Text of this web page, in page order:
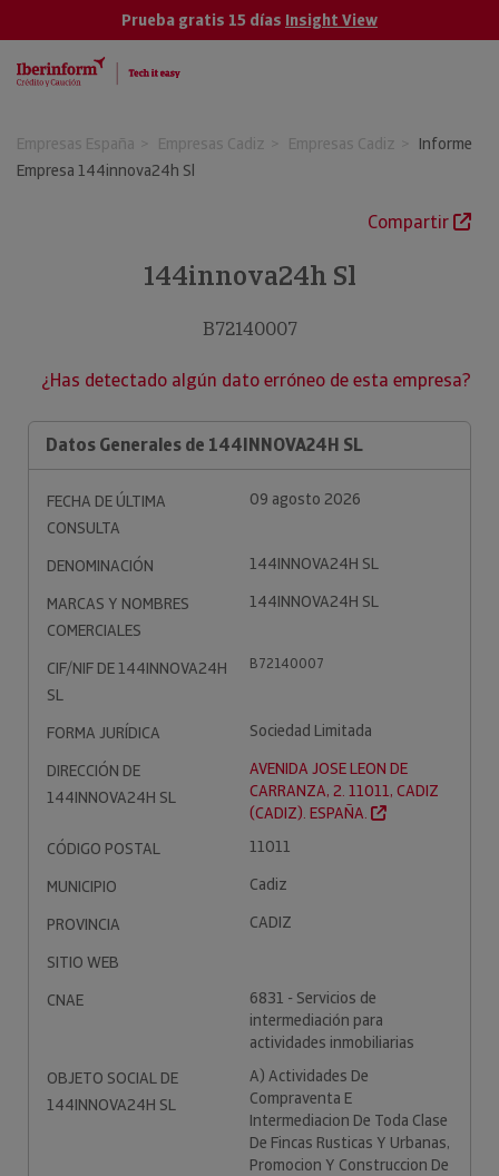
Prueba gratis 15 días Insight View
Empresas España Empresas Cadiz Empresas Cadiz
Informe
Empresa 144innova24h Sl
Compartir
144innova24h Sl
B72140007
¿Has detectado algún dato erróneo de esta empresa?
Datos Generales de 144INNOVA24H SL
FECHA DE ÚLTIMA
CONSULTA
09 agosto 2026
DENOMINACIÓN
144INNOVA24H SL
MARCAS Y NOMBRES
COMERCIALES
144INNOVA24H SL
CIF/NIF DE 144INNOVA24H
SL
B72140007
FORMA JURÍDICA
Sociedad Limitada
DIRECCIÓN DE
144INNOVA24H SL
AVENIDA JOSE LEON DE
CARRANZA, 2. 11011, CADIZ
(CADIZ). ESPAÑA.
CÓDIGO POSTAL
11011
MUNICIPIO
Cadiz
PROVINCIA
CADIZ
SITIO WEB
CNAE
6831 - Servicios de
intermediación para
actividades inmobiliarias
OBJETO SOCIAL DE
144INNOVA24H SL
A) Actividades De
Compraventa E
Intermediacion De Toda Clase
De Fincas Rusticas Y Urbanas,
Promocion Y Construccion De